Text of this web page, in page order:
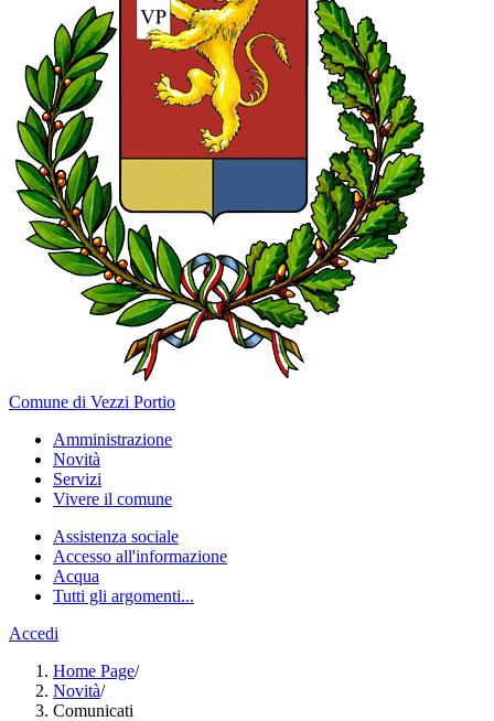
Comune di Vezzi Portio
Amministrazione
Novità
Servizi
Vivere il comune
Assistenza sociale
Accesso all'informazione
Acqua
Tutti gli argomenti...
Accedi
Home Page/
Novità/
Comunicati